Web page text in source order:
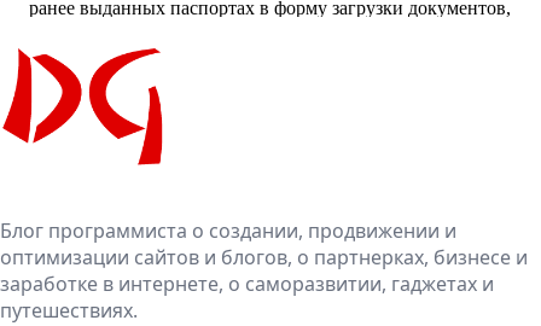
Блог программиста о создании, продвижении и
оптимизации сайтов и блогов, о партнерках, бизнесе и
заработке в интернете, о саморазвитии, гаджетах и
путешествиях.